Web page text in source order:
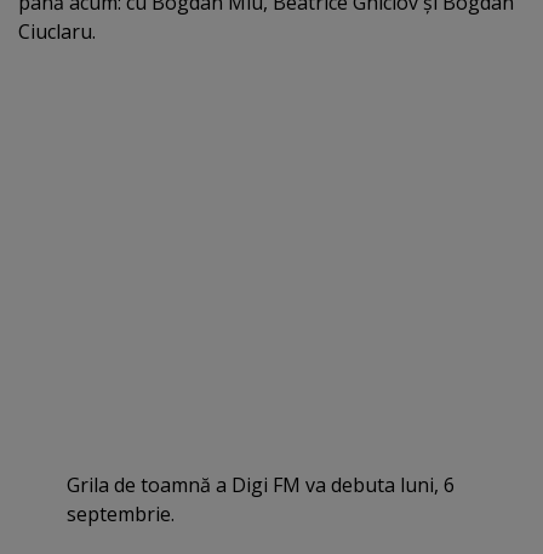
Ciuclaru.
Grila de toamnă a Digi FM va debuta luni, 6
septembrie.